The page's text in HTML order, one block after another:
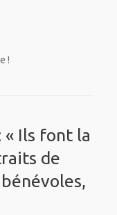
!
« Ils font la
de
bénévoles,